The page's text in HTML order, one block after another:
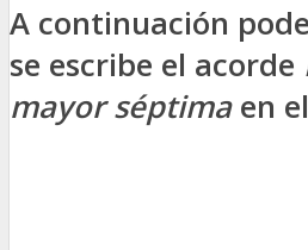
A continuación
se escribe el acorde
mayor séptimaen el